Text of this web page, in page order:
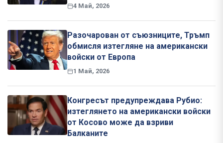
4 Май, 2026
Разочарован от съюзниците, Тръмп
обмисля изтегляне на американски
войски от Европа
1 Май, 2026
Конгресът предупреждава Рубио:
изтеглянето на американски войски
от Косово може да взриви
Балканите